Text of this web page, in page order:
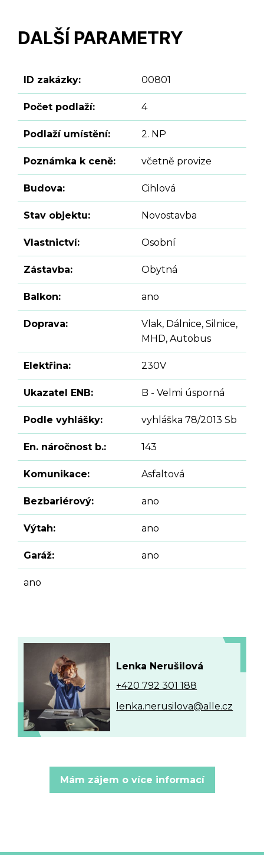
DALŠÍ PARAMETRY
ID zakázky: 00801
Počet podlaží: 4
Podlaží umístění: 2. NP
Poznámka k ceně: včetně provize
Budova: Cihlová
Stav objektu: Novostavba
Vlastnictví: Osobní
Zástavba: Obytná
Balkon: ano
Doprava:
Vlak, Dálnice, Silnice,
MHD, Autobus
Elektřina: 230V
Ukazatel ENB: B - Velmi úsporná
Podle vyhlášky: vyhláška 78/2013 Sb
En. náročnost b.: 143
Komunikace: Asfaltová
Bezbariérový: ano
Výtah: ano
Garáž: ano
ano
Lenka Nerušilová
+420 792 301 188
lenka.nerusilova@alle.cz
Mám zájem o více informací